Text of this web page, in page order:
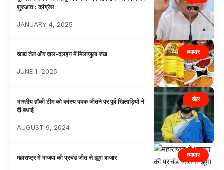
शुरुआत : कांग्रेस
JANUARY 4, 2025
व्यापार
खाद्य तेल और दाल-दलहन में मिलाजुला रुख
JUNE 1, 2025
खेल
भारतीय हॉकी टीम को कांस्य पदक जीतने पर पूर्व खिलाड़ियों ने
दी बधाई
AUGUST 9, 2024
व्यापार
महाराष्ट्र में भाजपा की प्रचंड जीत से झूमा बाजार